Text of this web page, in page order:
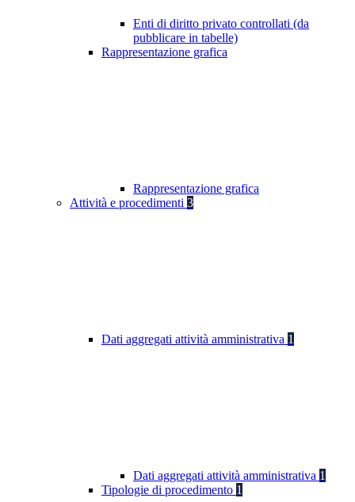
Enti di diritto privato controllati (da
pubblicare in tabelle)
Rappresentazione grafica
Rappresentazione grafica
Attività e procedimenti 3
Dati aggregati attività amministrativa 1
Dati aggregati attività amministrativa 1
Tipologie di procedimento 1